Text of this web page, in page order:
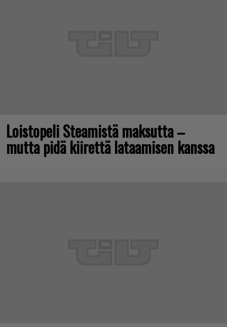
Loistopeli Steamistä maksutta –
mutta pidä kiirettä lataamisen kanssa